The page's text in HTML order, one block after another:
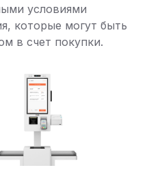
условиями
которые могут быть
в счет покупки.